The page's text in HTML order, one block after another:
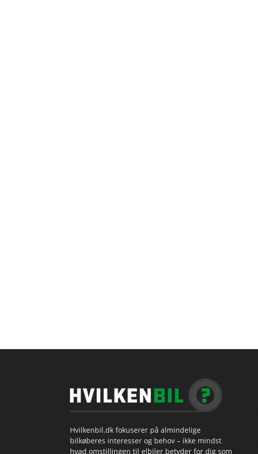
Hvilkenbil.dk fokuserer på almindelige
bilkøberes interesser og behov – ikke mindst
hvad omstillingen til elbiler betyder for dig som